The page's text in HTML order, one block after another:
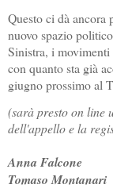
Questo ci dà ancora
nuovo spazio
Sinistra, i movimenti
con quanto sta già
giugno prossimo al
(sarà presto on line
dell'appello e la
Anna Falcone
Tomaso Montanari